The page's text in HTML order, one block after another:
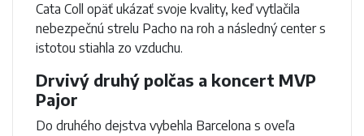
Cata Coll opäť ukázať svoje kvality, keď vytlačila
nebezpečnú strelu Pacho na roh a následný center s
istotou stiahla zo vzduchu.
Drvivý druhý polčas a koncert MVP
Pajor
Do druhého dejstva vybehla Barcelona s oveľa